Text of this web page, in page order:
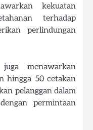
kekuatan
terhadap
perlindungan
menawarkan
hingga 50 cetakan
pelanggan dalam
permintaan